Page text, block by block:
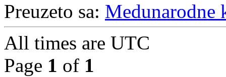
Preuzeto sa: Medunarodne
All times are UTC
Page 1 of 1